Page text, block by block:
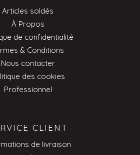
Articles soldés
À Propos
de confidentialité
& Conditions
Nous contacter
des cookies
Professionnel
CLIENT
de livraison